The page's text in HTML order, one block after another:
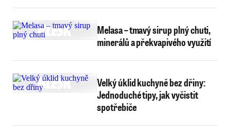
Melasa – tmavý sirup plný chuti,
minerálů a překvapivého využití
Velký úklid kuchyně bez dřiny:
Jednoduché tipy, jak vyčistit
spotřebiče